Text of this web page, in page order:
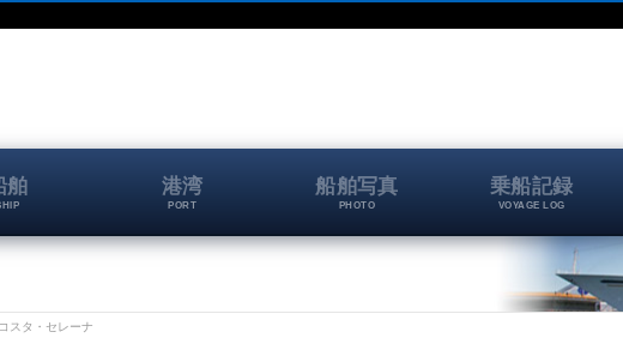
舶 港湾
PORT
船舶写真
PHOTO
乗船記録
VOYAGE LOG
スタ・セレーナ